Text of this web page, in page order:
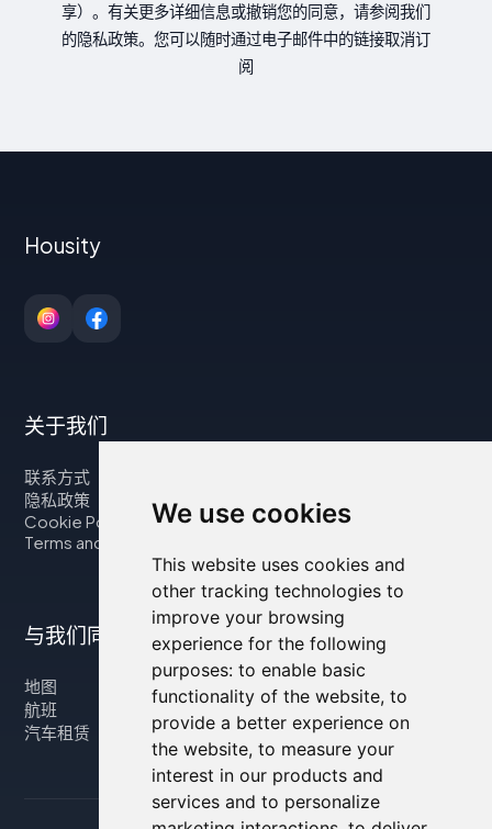
We use cookies
This website uses cookies and
other tracking technologies to
improve your browsing
experience for the following
purposes: to enable basic
functionality of the website, to
provide a better experience on
the website, to measure your
interest in our products and
services and to personalize
享）。有关更多详细信息或撤销您的同意，请参阅我们
的隐私政策。您可以随时通过电子邮件中的链接取消订
阅
Housity
关于我们
联系方式
隐私政策
Cookie Policy
Terms and Conditions
与我们同行
地图
航班
汽车租赁